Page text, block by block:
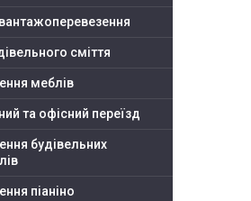
сміття
меблів
та офісний переїзд
будівельних
піаніно